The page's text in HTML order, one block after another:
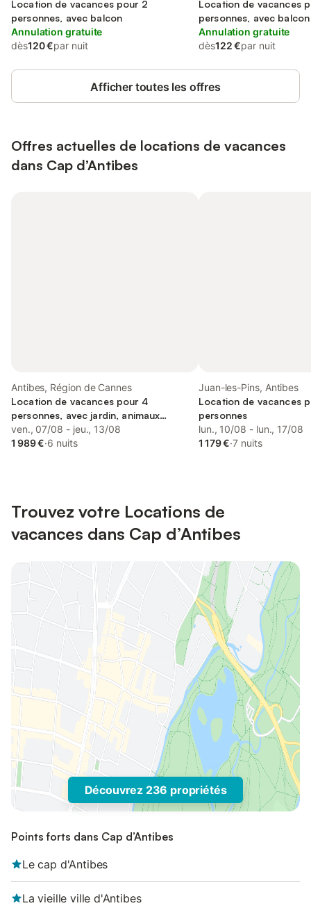
Location de vacances pour 2
personnes, avec balcon
Annulation gratuite
dès120 €par nuit
Location de vacances
personnes, avec balcon
Annulation gratuite
dès122 €par nuit
Afficher toutes les offres
Offres actuelles de locations de vacances
dans Cap d’Antibes
Antibes, Région de Cannes
Location de vacances pour 4
personnes, avec jardin, animaux
acceptés
ven., 07/08 - jeu., 13/08
1 989 €·6 nuits
Juan-les-Pins, Antibes
Location de vacances
personnes
lun., 10/08 - lun., 17/08
1 179 €·7 nuits
Trouvez votre Locations de
vacances dans Cap d’Antibes
Découvrez 236 propriétés
Points forts dans Cap d’Antibes
Le cap d'Antibes
La vieille ville d'Antibes